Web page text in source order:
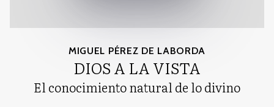
MIGUEL PÉREZ DE LABORDA
DIOS A LA VISTA
El conocimiento natural de lo divino